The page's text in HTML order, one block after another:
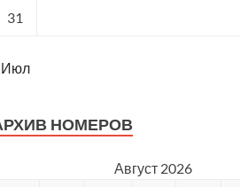
31
Июл
НОМЕРОВ
Август 2026